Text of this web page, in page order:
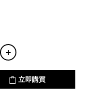
立即購買